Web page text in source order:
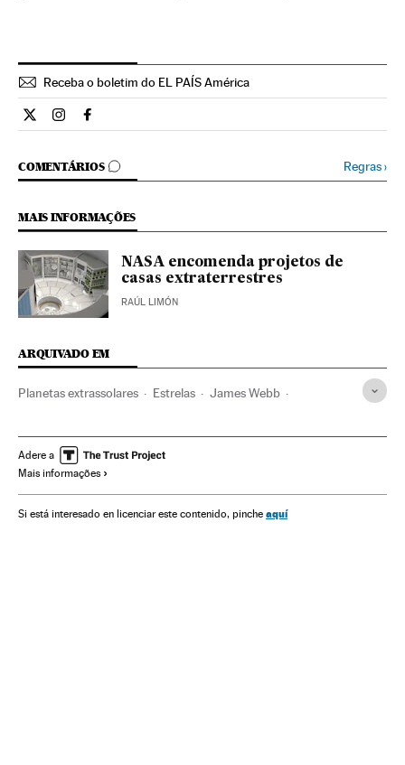
Receba o boletim do EL PAÍS América
Ciencia El País Brasil en Twitter
Ciencia El País Brasil en Instagram
Ciencia El País Brasil en Facebook
COMENTÁRIOS
COMENTÁRIOS Regras›
MAIS INFORMAÇÕES
NASA encomenda projetos de
casas extraterrestres
RAÚL LIMÓN
ARQUIVADO EM
Planetas extrassolares Estrelas James Webb
Observatórios astronômicos
Fenômenos astronômicos
Investigação científica Astronomia Ciência
Adere a
Mais informações
Si está interesado en licenciar este contenido, pinche aquí